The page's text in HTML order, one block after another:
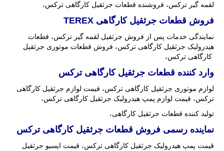
لقمه گیر ترکس، فروشنده قطعات جرثقیل کارگاهی ترکس،
فروش قطعات جرثقیل کارگاهی TEREX
نمایندگی خدمات پس از فروش جرثقیل لقمه گیر ترکس، قطعات
هیدرولیک جرثقیل کارگاهی ترکس، فروش قطعات موتوری جرثقیل
کارگاهی ترکس،
وارد کننده قطعات جرثقیل کارگاهی ترکس
لوازم موتوری جرثقیل کارگاهی ترکس، قیمت لوازم جرثقیل کارگاهی
ترکس، قیمت لوازم پمپ هیدرولیک جرثقیل کارگاهی ترکس،
تولید کننده قطعات جرثقیل کارگاهی،
نماینده رسمی فروش قطعات جرثقیل کارگاهی ترکس
قیمت پمپ هیدرولیک جرثقیل کارگاهی ترکس، قیمت ایسیو جرثقیل